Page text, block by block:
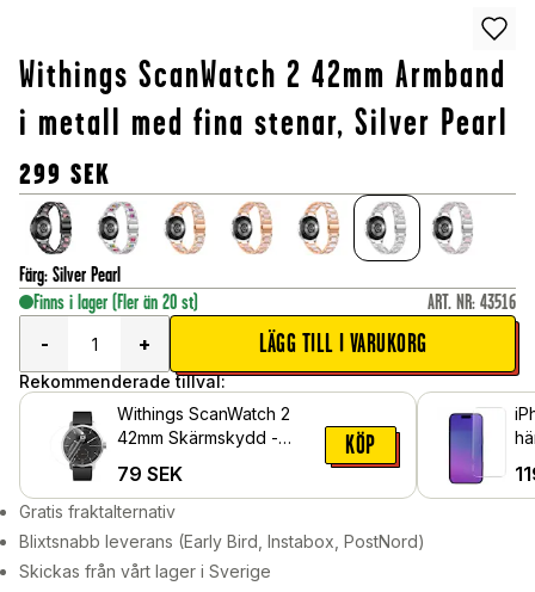
Withings ScanWatch 2 42mm Armband
i metall med fina stenar, Silver Pearl
299 SEK
Färg: Silver Pearl
Finns i lager (Fler än 20 st) ART. NR: 43516
-
+ LÄGG TILL I VARUKORG
Rekommenderade tillval:
Withings ScanWatch 2
42mm Skärmskydd -
79 SEK
KÖP
Gratis fraktalternativ
Blixtsnabb leverans (Early Bird, Instabox, PostNord)
Skickas från vårt lager i Sverige